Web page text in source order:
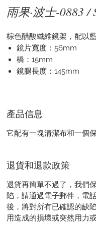
雨果·波士-0883 /
棕色醋酸纖維鏡架，配以
鏡片寬度：56mm
橋：15mm
鏡腿長度：145mm
產品信息
它配有一塊清潔布和一個
退貨和退款政策
退貨再簡單不過了，我們
陷，請通過電子郵件，電
後，將對所有已確認的缺
用造成的損壞或突然用力